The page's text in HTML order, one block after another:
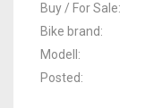
Buy / For Sale
Bike brand
Modell
Posted